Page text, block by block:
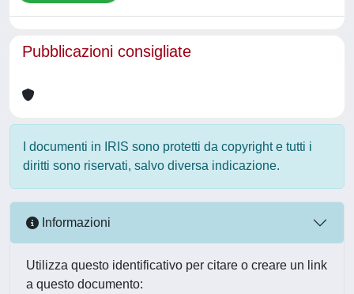
Pubblicazioni consigliate
I documenti in IRIS sono protetti da copyright e tutti i
diritti sono riservati, salvo diversa indicazione.
Informazioni
Utilizza questo identificativo per citare o creare un link
a questo documento: